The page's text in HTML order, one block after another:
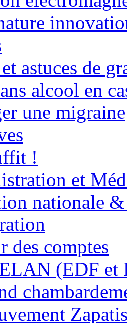
astuces de
alcool en
une migraine
!
et
nationale
des comptes
(EDF et